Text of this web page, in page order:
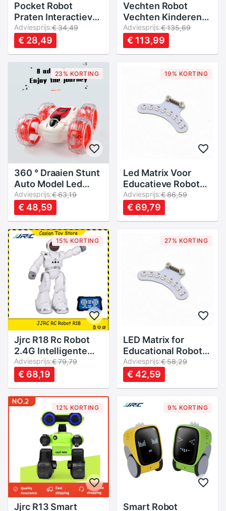
Pocket Robot
Praten Interactieve
Dialoog
Spraakherkenning
Record Zingen
Dansen Vertellen
Verhaal Mini
Intelligente Robot
Adviesprijs:€ 34,49
€ 28,49
Vechten Robot
Vechten Kinderen
Ouder-kind Dubbele
Vechten Puzzel
Elektrische 40JC
Adviesprijs:€ 135,69
€ 113,99
23% KORTING
360 ° Draaien Stunt
Auto Model Led
Licht 4wd Hoge
Snelheid
Afstandsbediening
Off-Road
Speelgoed
15.5X15X7Cm Stunt
Auto 15.5X15X7Cm
Rc Auto
Adviesprijs:€ 63,19
€ 48,59
19% KORTING
Led Matrix Voor
Educatieve Robot
Mibo Ebotics
Adviesprijs:€ 86,59
€ 69,79
15% KORTING
Jjrc R18 Rc Robot
2.4G Intelligente
Kinderen
Afstandsbediening
Speelgoed
Programma Met
Muziek Gebaar
Sensing
Actiefiguren
Speelgoed Voor
jongens
Adviesprijs:€ 79,79
€ 68,19
27% KORTING
LED Matrix for
Educational Robot
Mibo Ebotics
Adviesprijs:€ 58,29
€ 42,59
12% KORTING
Jjrc R13 Smart
9% KORTING
Smart Robot